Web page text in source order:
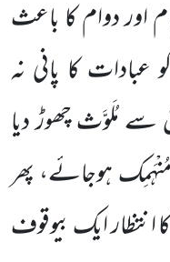
اور دوام کا باعث
کا پانی نہ
سے مُلَوَّث چھوڑ دیا
ہوجائے، پھر
ایک بیوقوف